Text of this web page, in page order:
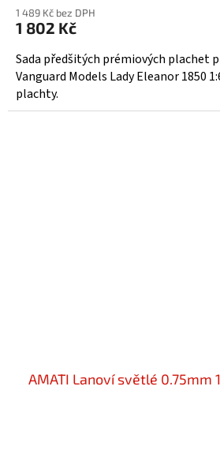
1 489 Kč bez DPH
1 802 Kč
Sada předšitých prémiových plachet
Vanguard Models Lady Eleanor 1850
plachty.
AMATI Lanoví světlé 0.75mm